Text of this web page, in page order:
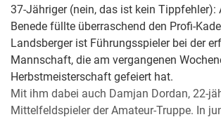
37-Jähriger (nein, das ist kein Tippfehler):
Benede füllte überraschend den Profi-
Landsberger ist Führungsspieler bei der
Mannschaft, die am vergangenen
Herbstmeisterschaft gefeiert hat.
Mit ihm dabei auch Damjan Dordan, 22-
Mittelfeldspieler der Amateur-Truppe. In